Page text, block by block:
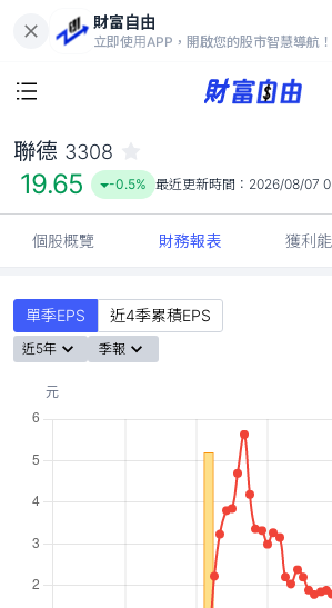
財富自由
立即使用APP，開啟您的股市智慧導航！
19.65
-0.5%
聯德 3308
19.65 -0.5% 最近更新時間： 2026/08/07
個股概覽 財務報表 獲利
單季EPS 近4季累積EPS
近5年 季報